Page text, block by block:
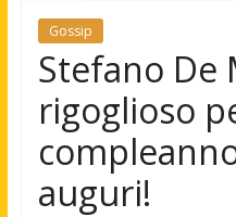
Gossip
Stefano De
rigoglioso
auguri!